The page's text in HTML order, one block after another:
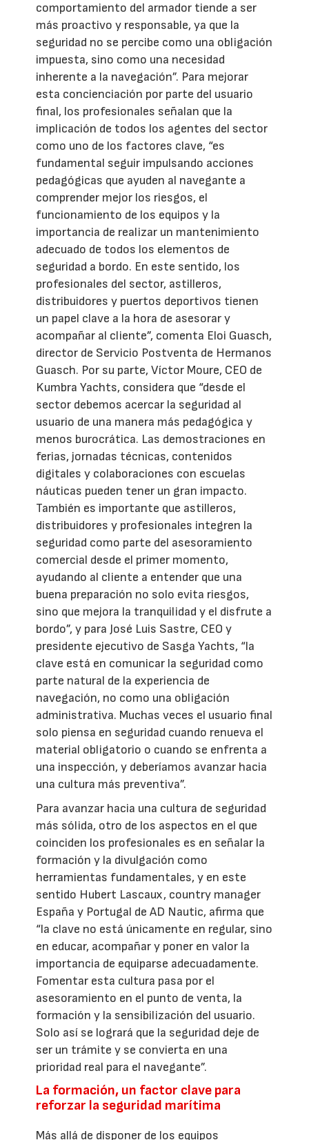
comportamiento del armador tiende a ser
más proactivo y responsable, ya que la
seguridad no se percibe como una obligación
impuesta, sino como una necesidad
inherente a la navegación”. Para mejorar
esta concienciación por parte del usuario
final, los profesionales señalan que la
implicación de todos los agentes del sector
como uno de los factores clave, “es
fundamental seguir impulsando acciones
pedagógicas que ayuden al navegante a
comprender mejor los riesgos, el
funcionamiento de los equipos y la
importancia de realizar un mantenimiento
adecuado de todos los elementos de
seguridad a bordo. En este sentido, los
profesionales del sector, astilleros,
distribuidores y puertos deportivos tienen
un papel clave a la hora de asesorar y
acompañar al cliente”, comenta Eloi Guasch,
director de Servicio Postventa de Hermanos
Guasch. Por su parte, Víctor Moure, CEO de
Kumbra Yachts, considera que “desde el
sector debemos acercar la seguridad al
usuario de una manera más pedagógica y
menos burocrática. Las demostraciones en
ferias, jornadas técnicas, contenidos
digitales y colaboraciones con escuelas
náuticas pueden tener un gran impacto.
También es importante que astilleros,
distribuidores y profesionales integren la
seguridad como parte del asesoramiento
comercial desde el primer momento,
ayudando al cliente a entender que una
buena preparación no solo evita riesgos,
sino que mejora la tranquilidad y el disfrute a
bordo”, y para José Luis Sastre, CEO y
presidente ejecutivo de Sasga Yachts, “la
clave está en comunicar la seguridad como
parte natural de la experiencia de
navegación, no como una obligación
administrativa. Muchas veces el usuario final
solo piensa en seguridad cuando renueva el
material obligatorio o cuando se enfrenta a
una inspección, y deberíamos avanzar hacia
una cultura más preventiva”.
Para avanzar hacia una cultura de seguridad
más sólida, otro de los aspectos en el que
coinciden los profesionales es en señalar la
formación y la divulgación como
herramientas fundamentales, y en este
sentido Hubert Lascaux, country manager
España y Portugal de AD Nautic, afirma que
“la clave no está únicamente en regular, sino
en educar, acompañar y poner en valor la
importancia de equiparse adecuadamente.
Fomentar esta cultura pasa por el
asesoramiento en el punto de venta, la
formación y la sensibilización del usuario.
Solo así se logrará que la seguridad deje de
ser un trámite y se convierta en una
prioridad real para el navegante”.
La formación, un factor clave para
reforzar la seguridad marítima
Más allá de disponer de los equipos